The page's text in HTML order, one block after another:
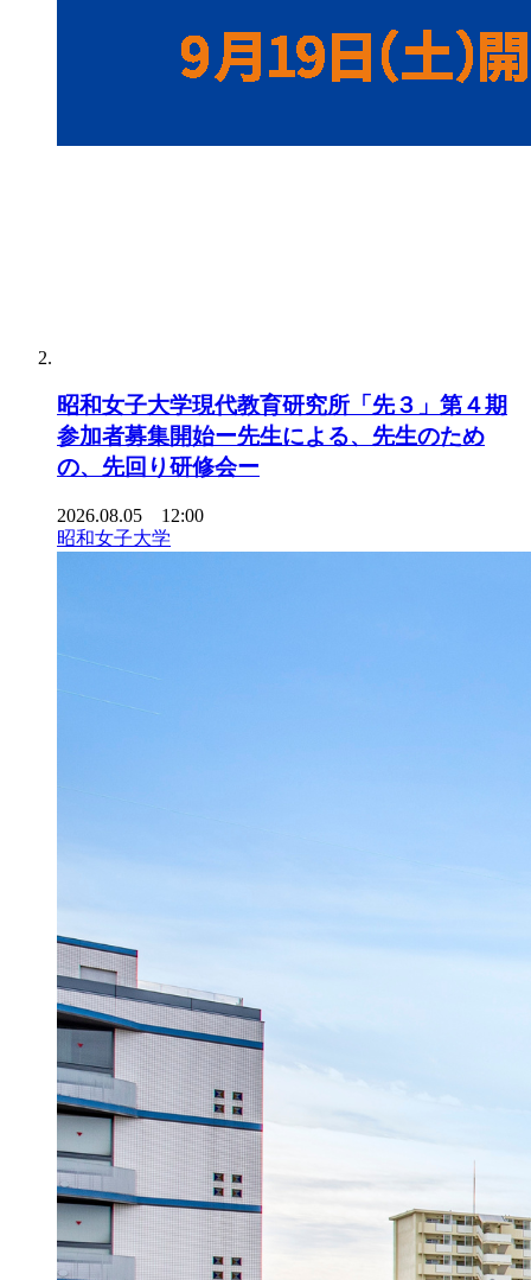
昭和女子大学現代教育研究所「先３」第４期
参加者募集開始ー先生による、先生のため
の、先回り研修会ー
2026.08.05 12:00
昭和女子大学